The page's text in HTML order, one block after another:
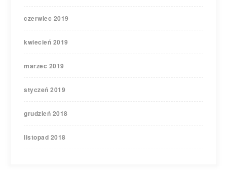
czerwiec 2019
kwiecień 2019
marzec 2019
styczeń 2019
grudzień 2018
listopad 2018